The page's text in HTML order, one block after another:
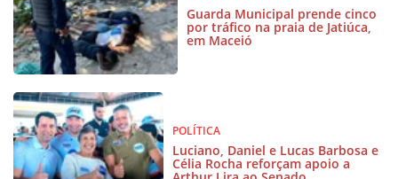
Guarda Municipal prende cinco
por tráfico na praia de Jatiúca,
em Maceió
POLÍTICA
Luciano, Daniel e Lucas Barbosa e
Célia Rocha reforçam apoio a